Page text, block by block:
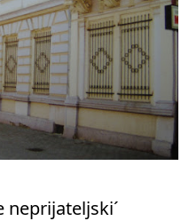
neprijateljski´